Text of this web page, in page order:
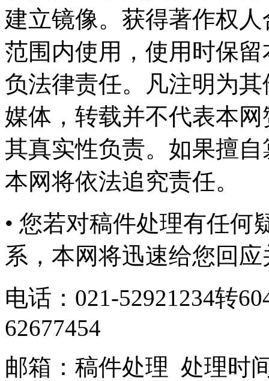
建立镜像。获得著作权
范围内使用，使用时保
负法律责任。凡注明为
媒体，转载并不代表本
其真实性负责。如果擅
本网将依法追究责任。
• 您若对稿件处理有任何
系，本网将迅速给您回
电话：021-52921234转
62677454
邮箱： 稿件处理 处理时